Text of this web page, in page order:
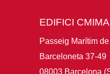
EDIFICI CMIMA
Passeig Marítim
Barceloneta 37-49
08003 Barcelona